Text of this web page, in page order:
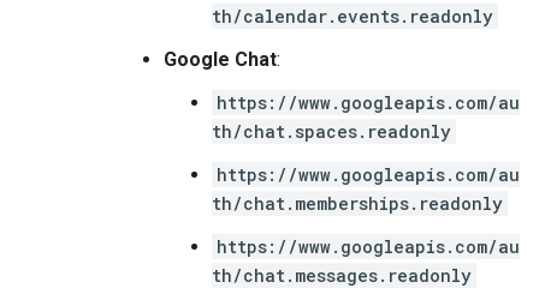
th/calendar.events.readonly
Google Chat:
https://www.googleapis.com/au
th/chat.spaces.readonly
https://www.googleapis.com/au
th/chat.memberships.readonly
https://www.googleapis.com/au
th/chat.messages.readonly